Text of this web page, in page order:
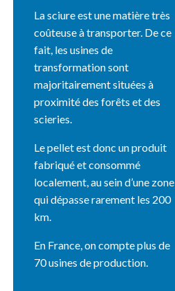
La sciure est une matière très
coûteuse à transporter. De ce
fait, les usines de
transformation sont
majoritairement situées à
proximité des forêts et des
scieries.
Le pellet est donc un produit
fabriqué et consommé
localement, au sein d’une zone
qui dépasse rarement les 200
km.
En France, on compte plus de
70 usines de production.